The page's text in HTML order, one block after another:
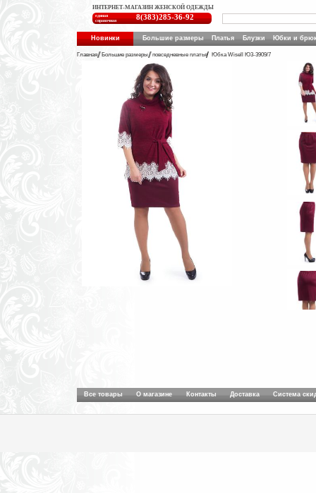
ИНТЕРНЕТ-МАГАЗИН ЖЕНСКОЙ ОДЕЖДЫ
единая
справочная
8(383)285-36-92
Новинки Большие размеры Платья Блузки Юбки и
Главная Большие размеры повседневные платья Юбка Wisell Ю3-3909/7
Все товары О магазине Контакты Доставка Система